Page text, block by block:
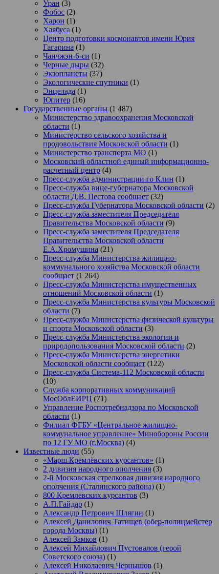
Уран (3)
Фобос (2)
Харон (1)
Хаябуса (1)
Центр подготовки космонавтов имени Юрия
Гагарина (1)
Чанчжэн-6-си (1)
Черные дыры (32)
Экзопланеты (37)
Экологические спутники (1)
Энцелада (1)
Юпитер (16)
Государственные органы (1 487)
Министерство здравоохранения Московской
области (1)
Министерство сельского хозяйства и
продовольствия Московской области (1)
Министерство транспорта МО (1)
Московский областной единый информационно-
расчетный центр (4)
Пресс-служба администрации го Клин (1)
Пресс-служба вице-губернатора Московской
области Д.В. Пестова сообщает (32)
Пресс-служба Губернатора Московской области (2)
Пресс-служба заместителя Председателя
Правительства Московской области (9)
Пресс-служба заместителя Председателя
Правительства Московской области
Е.А.Хромушина (21)
Пресс-служба Министерства жилищно-
коммунального хозяйства Московской области
сообщает (1 264)
Пресс-служба Министерства имущественных
отношений Московской области (1)
Пресс-служба Министерства культуры Московской
области (7)
Пресс-служба Министерства физической культуры
и спорта Московской области (3)
Пресс-служба Министерства экологии и
природопользования Московской области (2)
Пресс-служба Министерства энергетики
Московской области сообщает (122)
Пресс-служба Система-112 Московской области
(10)
Служба корпоративных коммуникаций
МосОблЕИРЦ (71)
Управление Роспотребнадзора по Московской
области (1)
Филиал ФГБУ «Центральное жилищно-
коммунальное управление» Минобороны России
по 12 ГУ МО (г.Москва) (4)
Известные люди (55)
«Марш Кремлёвских курсантов» (1)
2 дивизия народного ополчения (3)
2-й Московская стрелковая дивизия народного
ополчения (Сталинского района) (1)
800 Кремлевских курсантов (3)
А.П.Гайдар (1)
Александр Петрович Шлягин (1)
Алексей Данилович Татищев (обер-полицмейстер
города Москвы) (1)
Алексей Замков (1)
Алексей Михайлович Пустовалов (герой
Советского союза) (1)
Алексей Николаевич Чернышов (1)